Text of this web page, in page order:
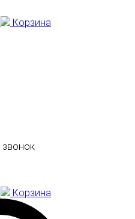
Корзина
Корзина